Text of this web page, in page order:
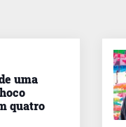
uma
quatro